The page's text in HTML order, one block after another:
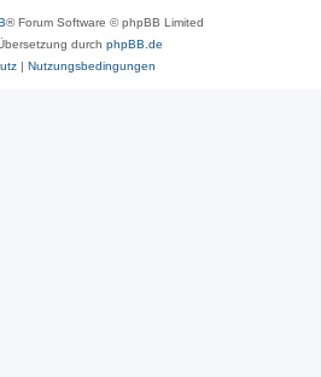
® Forum Software © phpBB Limited
durch phpBB.de
| Nutzungsbedingungen